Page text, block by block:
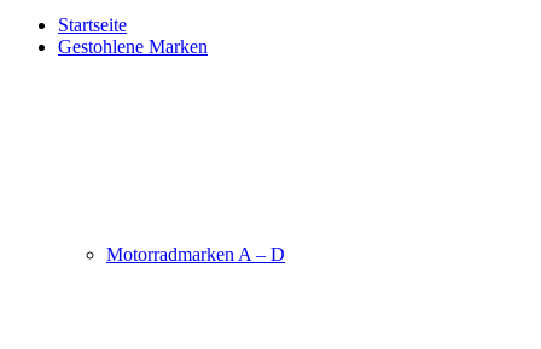
Startseite
Gestohlene Marken
Motorradmarken A – D